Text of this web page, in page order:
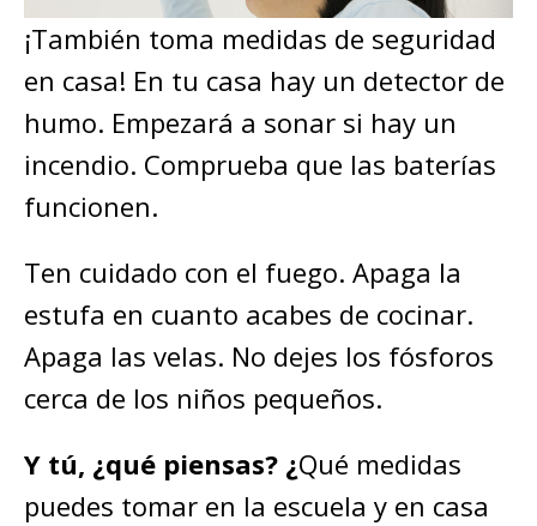
¡También toma medidas de seguridad
en casa! En tu casa hay un detector de
humo. Empezará a sonar si hay un
incendio. Comprueba que las baterías
funcionen.
Ten cuidado con el fuego. Apaga la
estufa en cuanto acabes de cocinar.
Apaga las velas. No dejes los fósforos
cerca de los niños pequeños.
Y tú, ¿qué piensas? ¿Qué medidas
puedes tomar en la escuela y en casa